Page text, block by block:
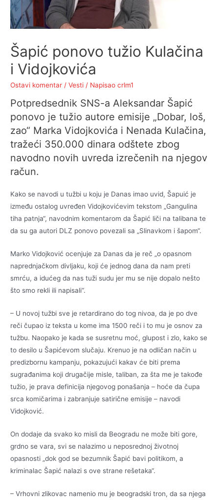
Šapić ponovo tužio Kulačina
i Vidojkovića
Ostavi komentar /Vesti / Napisao crlm1
Potpredsednik SNS-a Aleksandar Šapić
ponovo je tužio autore emisije „Dobar, loš,
zao“ Marka Vidojkovića i Nenada Kulačina,
tražeći 350.000 dinara odštete zbog
navodno novih uvreda izrečenih na njegov
račun.
Kako se navodi u tužbi u koju je Danas imao uvid, Šapuić je
između ostalog uvređen Vidojkovićevim tekstom „Gangulina
tiha patnja“, navodnim komentarom da Šapić liči na talibana te
da su ga autori DLZ ponovo povezali sa „Slinavkom i šapom“.
Marko Vidojković ocenjuje za Danas da je reč „o opasnom
naprednjačkom divljaku, koji će jednog dana da nam preti
smrću, a idućeg da nas tuži sudu jer mu se nije dopalo nešto
što smo rekli ili napisali“.
– U novoj tužbi sve je retardirano do tog nivoa, da je po dve
reči čupao iz teksta u kome ima 1500 reči i to mu je osnov za
tužbu. Naopako je kada se susretnu moć, glupost i zlo, kako se
to desilo u Šapićevom slučaju. Krenuo je na odličan način u
predizbornu kampanju, pokazujući kakav će biti prema
sugrađanima koji drugačije misle, taliban, za šta me je takođe
tužio, je prava definicija njegovog ponašanja – hoće da čupa
srca komičarima i zabranjuje satirične emisije – navodi
Vidojković.
On dodaje da svako ko misli da Beogradu ne može biti gore,
grdno se vara, svi se nalazimo u neposrednoj životnoj
opasnosti „dok god se bezumnik Šapić bavi politikom, a
kriminalac Šapić nalazi s ove strane rešetaka“.
– Vrhovni zlikovac namenio mu je beogradski tron, da sa njega